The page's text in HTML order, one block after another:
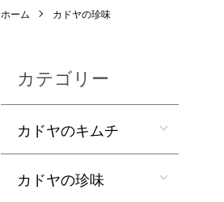
ホーム カドヤの珍味
カテゴリー
カドヤのキムチ
カドヤの珍味